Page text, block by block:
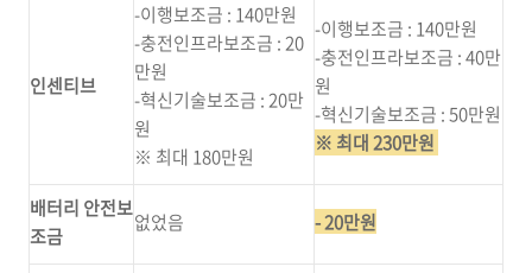
인센티브
-이행보조금 : 140만원
-충전인프라보조금 : 20
만원
-혁신기술보조금 : 20만
원
※ 최대 180만원
-이행보조금 : 140만원
-충전인프라보조금 : 40만
원
-혁신기술보조금 : 50만원
※ 최대 230만원
배터리 안전보
조금
없었음 - 20만원